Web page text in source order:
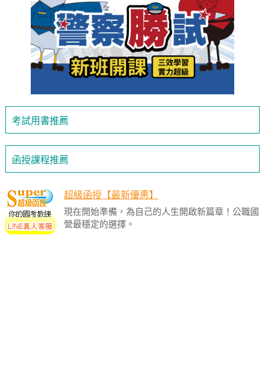
考試用書推薦
函授課程推薦
超級函授【最新優惠】
現在開始準備，為自己的人生開啟新篇章！公職國
營最穩定的選擇。